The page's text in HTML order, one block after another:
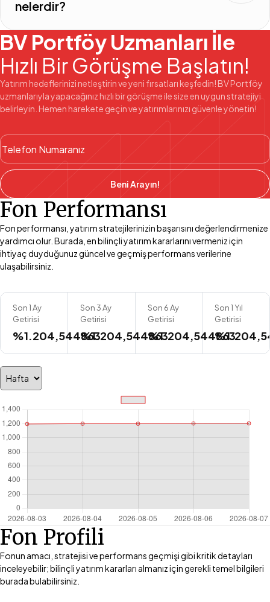
nelerdir?
BV Portföy Uzmanları İle
Hızlı Bir Görüşme Başlatın!
Yatırım hedeflerinizi netleştirin ve yeni fırsatları keşfedin! BV Portföy
uzmanlarıyla yapacağınız hızlı bir görüşme ile size en uygun stratejiyi
belirleyin. Hemen harekete geçin ve yatırımlarınızı güvenle yönetin!
Beni Arayın!
Fon Performansı
Fon performansı, yatırım stratejilerinizin başarısını değerlendirmenize
yardımcı olur. Burada, en bilinçli yatırım kararlarını vermeniz için
ihtiyaç duyduğunuz güncel ve geçmiş performans verilerine
ulaşabilirsiniz.
Son 1 Ay
Getirisi
%1.204,544863
Son 3 Ay
Getirisi
%1.204,544863
Son 6 Ay
Getirisi
%1.204,544863
Son 1 Yıl
Getirisi
Fon Profili
Fonun amacı, stratejisi ve performans geçmişi gibi kritik detayları
inceleyebilir; bilinçli yatırım kararları almanız için gerekli temel bilgileri
burada bulabilirsiniz.